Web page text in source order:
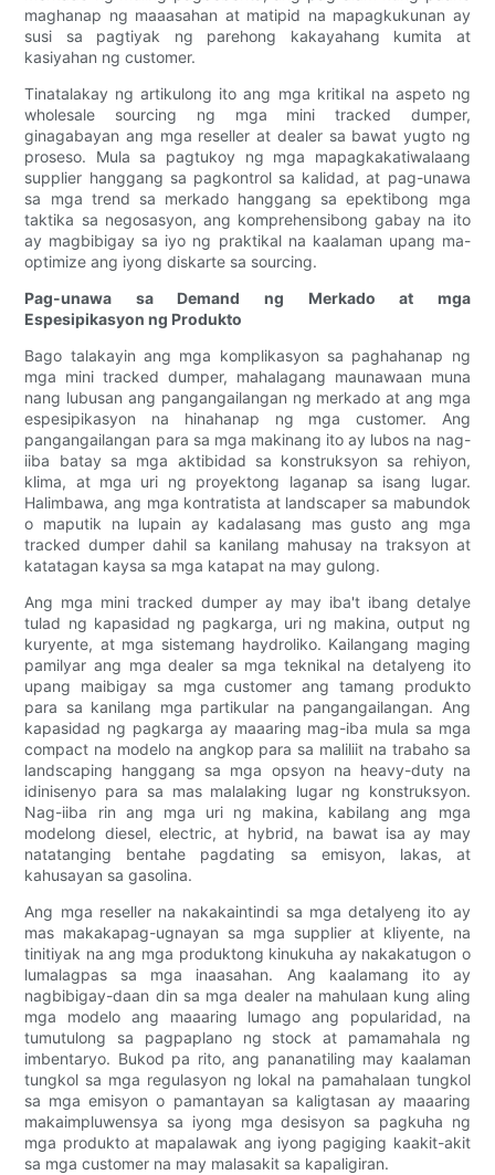
maghanap ng maaasahan at matipid na mapagkukunan ay
susi sa pagtiyak ng parehong kakayahang kumita at
kasiyahan ng customer.
Tinatalakay ng artikulong ito ang mga kritikal na aspeto ng
wholesale sourcing ng mga mini tracked dumper,
ginagabayan ang mga reseller at dealer sa bawat yugto ng
proseso. Mula sa pagtukoy ng mga mapagkakatiwalaang
supplier hanggang sa pagkontrol sa kalidad, at pag-unawa
sa mga trend sa merkado hanggang sa epektibong mga
taktika sa negosasyon, ang komprehensibong gabay na ito
ay magbibigay sa iyo ng praktikal na kaalaman upang ma-
optimize ang iyong diskarte sa sourcing.
Pag-unawa sa Demand ng Merkado at mga
Espesipikasyon ng Produkto
Bago talakayin ang mga komplikasyon sa paghahanap ng
mga mini tracked dumper, mahalagang maunawaan muna
nang lubusan ang pangangailangan ng merkado at ang mga
espesipikasyon na hinahanap ng mga customer. Ang
pangangailangan para sa mga makinang ito ay lubos na nag-
iiba batay sa mga aktibidad sa konstruksyon sa rehiyon,
klima, at mga uri ng proyektong laganap sa isang lugar.
Halimbawa, ang mga kontratista at landscaper sa mabundok
o maputik na lupain ay kadalasang mas gusto ang mga
tracked dumper dahil sa kanilang mahusay na traksyon at
katatagan kaysa sa mga katapat na may gulong.
Ang mga mini tracked dumper ay may iba't ibang detalye
tulad ng kapasidad ng pagkarga, uri ng makina, output ng
kuryente, at mga sistemang haydroliko. Kailangang maging
pamilyar ang mga dealer sa mga teknikal na detalyeng ito
upang maibigay sa mga customer ang tamang produkto
para sa kanilang mga partikular na pangangailangan. Ang
kapasidad ng pagkarga ay maaaring mag-iba mula sa mga
compact na modelo na angkop para sa maliliit na trabaho sa
landscaping hanggang sa mga opsyon na heavy-duty na
idinisenyo para sa mas malalaking lugar ng konstruksyon.
Nag-iiba rin ang mga uri ng makina, kabilang ang mga
modelong diesel, electric, at hybrid, na bawat isa ay may
natatanging bentahe pagdating sa emisyon, lakas, at
kahusayan sa gasolina.
Ang mga reseller na nakakaintindi sa mga detalyeng ito ay
mas makakapag-ugnayan sa mga supplier at kliyente, na
tinitiyak na ang mga produktong kinukuha ay nakakatugon o
lumalagpas sa mga inaasahan. Ang kaalamang ito ay
nagbibigay-daan din sa mga dealer na mahulaan kung aling
mga modelo ang maaaring lumago ang popularidad, na
tumutulong sa pagpaplano ng stock at pamamahala ng
imbentaryo. Bukod pa rito, ang pananatiling may kaalaman
tungkol sa mga regulasyon ng lokal na pamahalaan tungkol
sa mga emisyon o pamantayan sa kaligtasan ay maaaring
makaimpluwensya sa iyong mga desisyon sa pagkuha ng
mga produkto at mapalawak ang iyong pagiging kaakit-akit
sa mga customer na may malasakit sa kapaligiran.